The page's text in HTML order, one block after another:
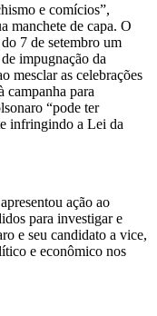
e comícios”,
manchete de capa. O
7 de setembro um
impugnação da
mesclar as celebrações
campanha para
“pode ter
infringindo a Lei da
ação ao
para investigar e
e seu candidato a vice,
e econômico nos